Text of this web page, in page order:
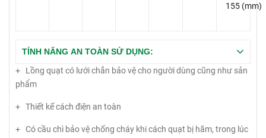
155 (mm)
TÍNH NĂNG AN TOÀN SỬ DỤNG:
+ Lồng quạt có lưới chắn bảo vệ cho người dùng cũng như sản
phẩm
+ Thiết kế cách điện an toàn
+ Có cầu chì bảo vệ chống cháy khi cách quạt bị hãm, trong lúc